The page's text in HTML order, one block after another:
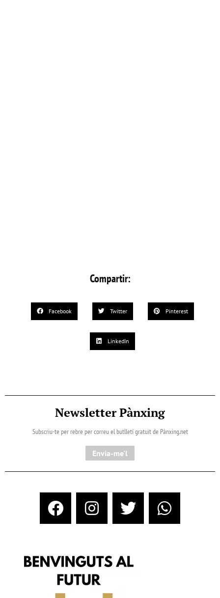
Compartir:
Facebook Twitter Pinterest
LinkedIn
Newsletter Pànxing
Subscriu-te per rebre per correu el butlletí gratuït de Pànxing.net​
Envia-me'l